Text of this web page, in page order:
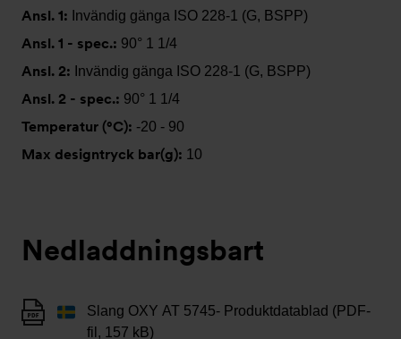
Ansl. 1: Invändig gänga ISO 228-1 (G, BSPP)
Ansl. 1 - spec.: 90° 1 1/4
Ansl. 2: Invändig gänga ISO 228-1 (G, BSPP)
Ansl. 2 - spec.: 90° 1 1/4
Temperatur (°C): -20 - 90
Max designtryck bar(g): 10
Nedladdningsbart
Slang OXY AT 5745- Produktdatablad (PDF-
fil, 157 kB)